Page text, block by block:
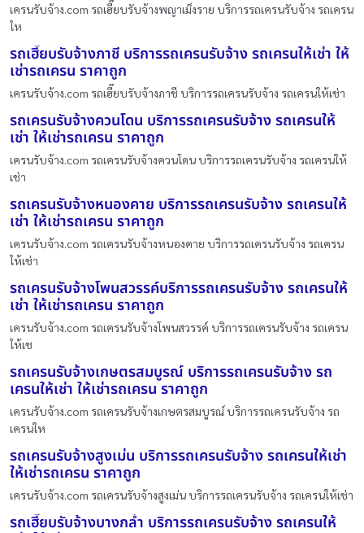
เครนรับจ้าง.com รถเฮี๊ยบรับจ้างพญาเม็งราย บริการรถเครนรับจ้าง รถเครน
ให
รถเฮี๊ยบรับจ้างภาชี บริการรถเครนรับจ้าง รถเครนให้เช่า ให้
เช่ารถเครน ราคาถูก
เครนรับจ้าง.com รถเฮี๊ยบรับจ้างภาชี บริการรถเครนรับจ้าง รถเครนให้เช่า
รถเครนรับจ้างควนโดน บริการรถเครนรับจ้าง รถเครนให้
เช่า ให้เช่ารถเครน ราคาถูก
เครนรับจ้าง.com รถเครนรับจ้างควนโดน บริการรถเครนรับจ้าง รถเครนให้
เช่า
รถเครนรับจ้างหนองคาย บริการรถเครนรับจ้าง รถเครนให้
เช่า ให้เช่ารถเครน ราคาถูก
เครนรับจ้าง.com รถเครนรับจ้างหนองคาย บริการรถเครนรับจ้าง รถเครน
ให้เช่า
รถเครนรับจ้างโพนสวรรค์บริการรถเครนรับจ้าง รถเครนให้
เช่า ให้เช่ารถเครน ราคาถูก
เครนรับจ้าง.com รถเครนรับจ้างโพนสวรรค์ บริการรถเครนรับจ้าง รถเครน
ให้เช
รถเครนรับจ้างเกษตรสมบูรณ์ บริการรถเครนรับจ้าง รถ
เครนให้เช่า ให้เช่ารถเครน ราคาถูก
เครนรับจ้าง.com รถเครนรับจ้างเกษตรสมบูรณ์ บริการรถเครนรับจ้าง รถ
เครนให
รถเครนรับจ้างสูงเม่น บริการรถเครนรับจ้าง รถเครนให้เช่า
ให้เช่ารถเครน ราคาถูก
เครนรับจ้าง.com รถเครนรับจ้างสูงเม่น บริการรถเครนรับจ้าง รถเครนให้เช่า
รถเฮี๊ยบรับจ้างบางกล่ำ บริการรถเครนรับจ้าง รถเครนให้